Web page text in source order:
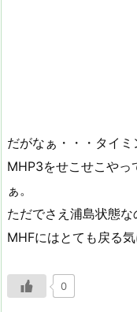
だがなぁ・・・タイミ
MHP3をせこせこやっ
ぁ。
ただでさえ浦島状態
MHFにはとても戻る気
0